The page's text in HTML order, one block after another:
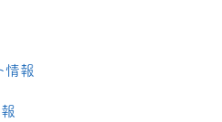
情報